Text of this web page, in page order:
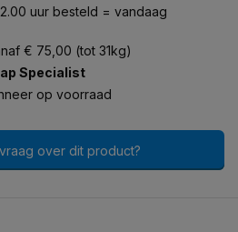
uur besteld = vandaag
€ 75,00 (tot 31kg)
Specialist
op voorraad
over dit product?